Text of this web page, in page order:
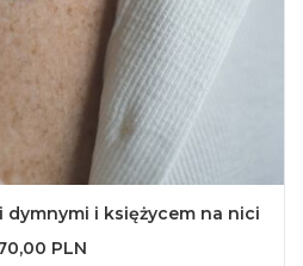
dymnymi i księżycem na nici
PLN